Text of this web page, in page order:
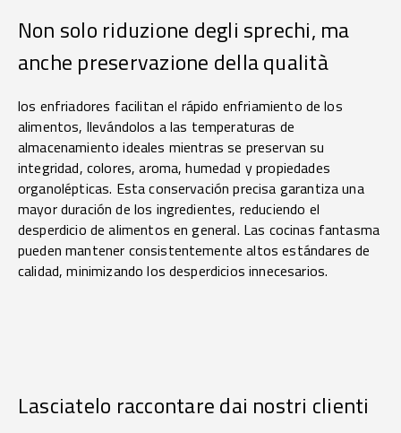
Non solo riduzione degli sprechi, ma
anche preservazione della qualità
los enfriadores facilitan el rápido enfriamiento de los
alimentos, llevándolos a las temperaturas de
almacenamiento ideales mientras se preservan su
integridad, colores, aroma, humedad y propiedades
organolépticas. Esta conservación precisa garantiza una
mayor duración de los ingredientes, reduciendo el
desperdicio de alimentos en general. Las cocinas fantasma
pueden mantener consistentemente altos estándares de
calidad, minimizando los desperdicios innecesarios.
Lasciatelo raccontare dai nostri clienti